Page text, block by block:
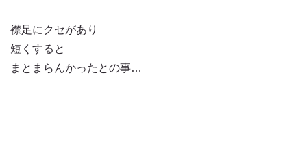
襟足にクセがあり
短くすると
まとまらんかったとの事…